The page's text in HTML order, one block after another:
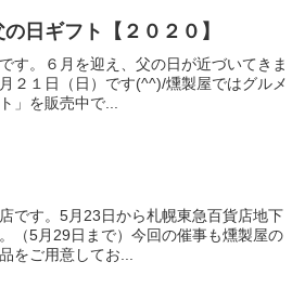
日ギフト【２０２０】
す。６月を迎え、父の日が近づいてきま
２１日（日）です(^^)/燻製屋ではグルメ
」を販売中で...
です。5月23日から札幌東急百貨店地下
（5月29日まで）今回の催事も燻製屋の
をご用意してお...